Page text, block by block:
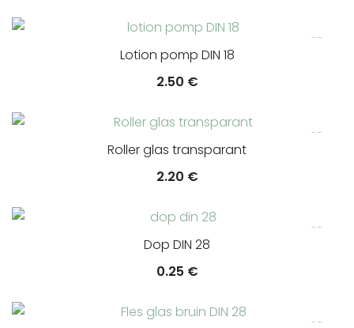
Lotion pomp DIN 18
2.50 €
Roller glas transparant
2.20 €
Dop DIN 28
0.25 €